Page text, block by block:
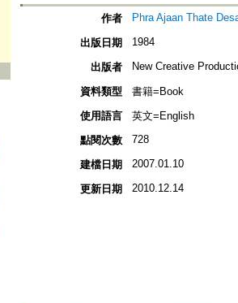
作者 Phra Ajaan Thate
出版日期 1984
出版者 New Creative
資料類型
書籍=Book
使用語言
英文=English
點閱次數
728
建檔日期 2007.01.10
更新日期 2010.12.14